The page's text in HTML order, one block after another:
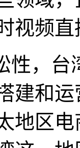
视频
性，
建和
地区